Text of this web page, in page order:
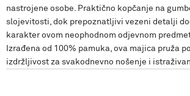
nastrojene osobe. Praktično kopčanje na
slojevitosti, dok prepoznatljivi vezeni detalji
karakter ovom neophodnom odjevnom
Izrađena od 100% pamuka, ova majica pruža
izdržljivost za svakodnevno nošenje i